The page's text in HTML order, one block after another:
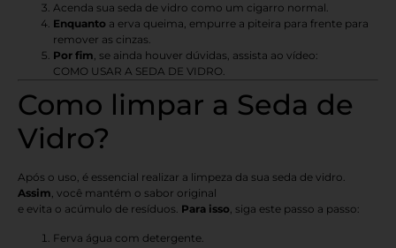
Acenda sua seda de vidro como um cigarro normal.
Enquanto a erva queima, empurre a piteira para frente para
remover as cinzas.
Por fim, se ainda houver dúvidas, assista ao vídeo:
COMO USAR A SEDA DE VIDRO.
Como limpar a Seda de
Vidro?
Após o uso, é essencial realizar a limpeza da sua seda de vidro.
Assim, você mantém o sabor original
e evita o acúmulo de resíduos. Para isso, siga este passo a passo:
Ferva água com detergente.